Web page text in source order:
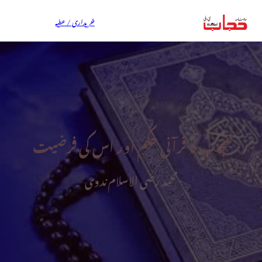
خریداری / عطیہ
حجاب کا قرآنی حکم اور اس کی فرضیت
محمد رضی الاسلام ندوی